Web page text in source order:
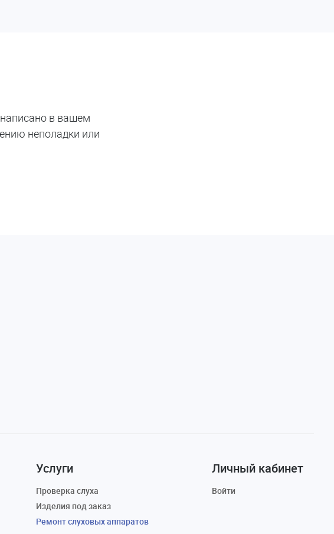
в вашем
неполадки или
Услуги
Проверка слуха
Изделия под заказ
Ремонт слуховых аппаратов
Личный кабинет
Войти